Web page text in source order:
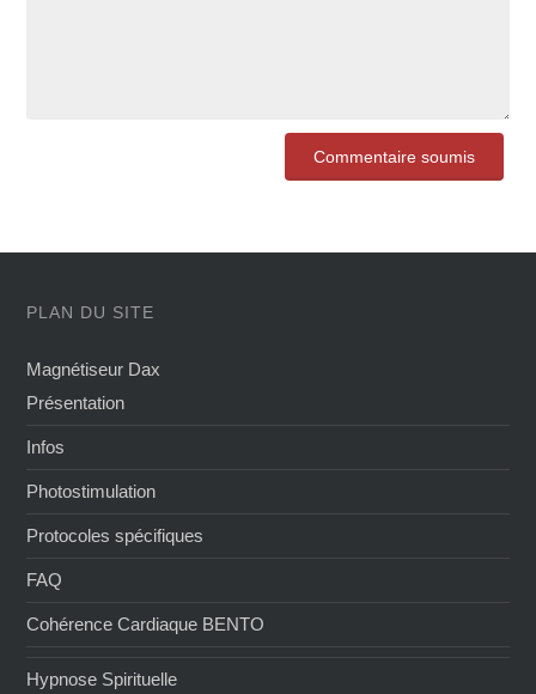
PLAN DU SITE
Magnétiseur Dax
Présentation
Infos
Photostimulation
Protocoles spécifiques
FAQ
Cohérence Cardiaque BENTO
Hypnose Spirituelle